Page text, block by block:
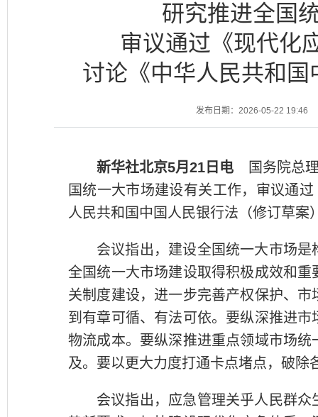
研究推进全国
审议通过《现代化
讨论《中华人民共和
发布日期：2026-05-22 19:46
新华社北京5月21日电 国务院总
国统一大市场建设有关工作，审议通
人民共和国中国人民银行法（修订草案
会议指出，建设全国统一大市场
全国统一大市场建设取得积极成效和
关制度建设，进一步完善产权保护、
到有章可循、有法可依。要纵深推进
物流成本。要纵深推进重点领域市场
及。要以更大力度打通卡点堵点，破
会议指出，应急管理关乎人民群